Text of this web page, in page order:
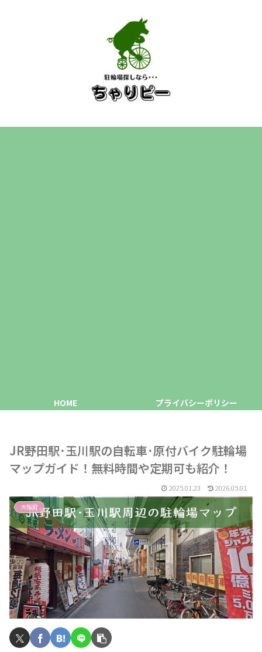
HOME プライバシーポリシー
JR野田駅･玉川駅の自転車･原付バイク駐輪場
マップガイド！無料時間や定期可も紹介！
2025.01.23 2026.05.01
大阪府